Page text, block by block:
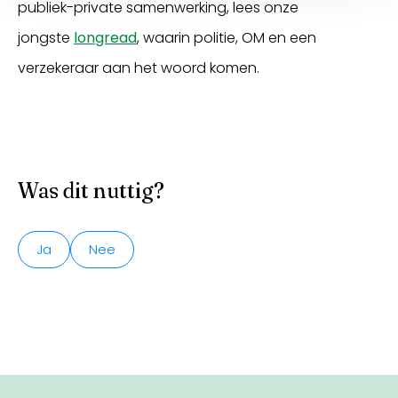
publiek-private samenwerking, lees onze
jongste longread, waarin politie, OM en een
verzekeraar aan het woord komen.
Was dit nuttig?
Ja Nee